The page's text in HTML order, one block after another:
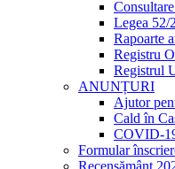
Legea 52/
Rapoarte
Registru
Registrul
ANUNȚURI
Ajutor
Cald în
COVID-
Formular